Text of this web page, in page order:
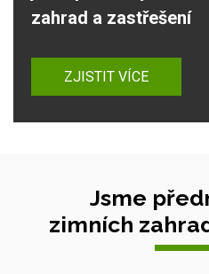
zahrad a zastřešení
ZJISTIT VÍCE
Jsme
zimních